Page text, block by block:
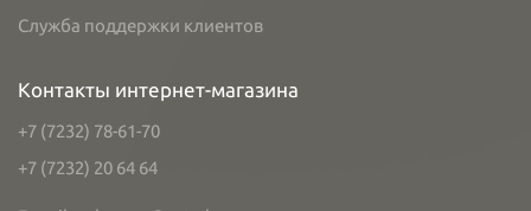
Служба поддержки клиентов
Контакты интернет-магазина
+7 (7232) 78-61-70
+7 (7232) 20 64 64